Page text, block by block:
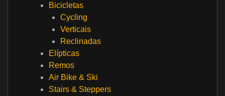
Bicicletas
Cycling
Verticais
Reclinadas
Elípticas
Remos
Air Bike & Ski
Stairs & Steppers